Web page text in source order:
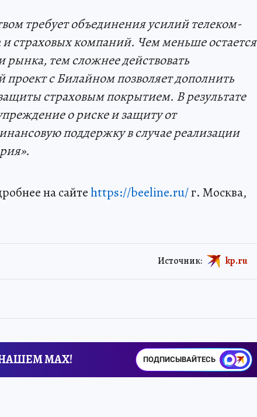
требует объединения усилий телеком-
и страховых компаний. Чем меньше остается
тем сложнее действовать
с Билайном позволяет дополнить
страховым покрытием. В результате
о риске и защиту от
поддержку в случае реализации
на сайтеhttps://beeline.ru/г. Москва,
Источник: kp.ru
MAX! ПОДПИСЫВАЙТЕСЬ